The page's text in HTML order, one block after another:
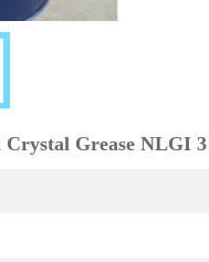
Grease NLGI 3